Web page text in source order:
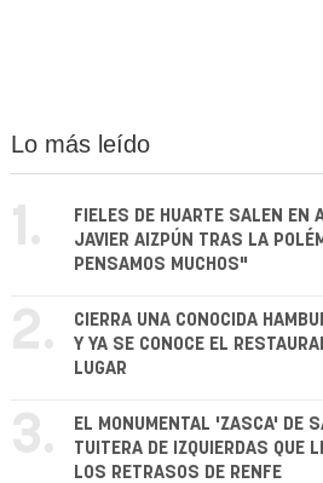
Lo más leído
1.
FIELES DE HUARTE SALEN EN
JAVIER AIZPÚN TRAS LA
PENSAMOS MUCHOS"
2.
CIERRA UNA CONOCIDA
Y YA SE CONOCE EL
LUGAR
3.
EL MONUMENTAL 'ZASCA' DE
TUITERA DE IZQUIERDAS QUE
LOS RETRASOS DE RENFE